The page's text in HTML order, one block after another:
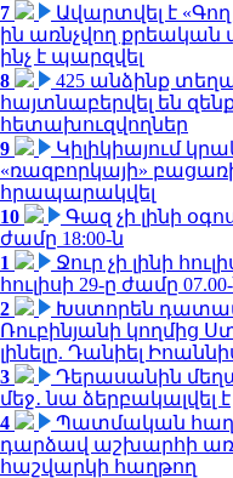
7
Ավարտվել է «Գող
ին առնչվող քրեական
ինչ է պարզվել
8
425 անձինք
հայտնաբերվել են
հետախուզվողներ
9
Կիլիկիայում
«ռազբորկայի»
հրապարակվել
10
Գազ չի լինի
ժամը 18:00-ն
1
Ջուր չի լինի
հուլիսի 29-ը ժամը
2
Խստորեն
Ռուբինյանի կողմից
լինելը. Դանիել
3
Դերասանին
մեջ․ նա ձերբակալվել է
4
Պատմական
դարձավ աշխարհի
հաշվարկի հաղթող